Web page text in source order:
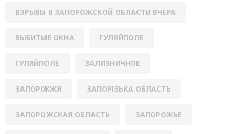
ВЗРЫВЫ В ЗАПОРОЖСКОЙ ОБЛАСТИ ВЧЕРА
ВЫБИТЫЕ ОКНА ГУЛЯЙПОЛЕ
ГУЛЯЙПОЛЕ ЗАЛИЗНИЧНОЕ
ЗАПОРІЖЖЯ ЗАПОРІЗЬКА ОБЛАСТЬ
ЗАПОРОЖСКАЯ ОБЛАСТЬ ЗАПОРОЖЬЕ